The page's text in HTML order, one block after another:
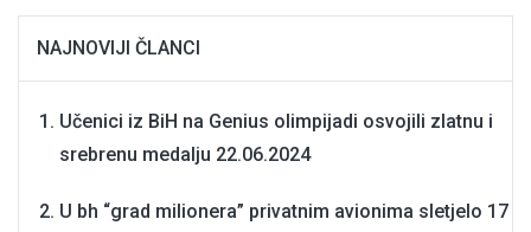
NAJNOVIJI ČLANCI
Učenici iz BiH na Genius olimpijadi osvojili zlatnu i
srebrenu medalju 22.06.2024
U bh “grad milionera” privatnim avionima sletjelo 17